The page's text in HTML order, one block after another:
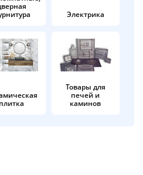
Электрика
плитка
Товары для
печей и
каминов
раз в 2
302-02-51